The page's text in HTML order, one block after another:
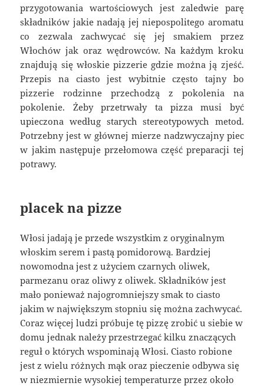
przygotowania wartościowych jest zaledwie parę
składników jakie nadają jej niepospolitego aromatu
co zezwala zachwycać się jej smakiem przez
Włochów jak oraz wędrowców. Na każdym kroku
znajdują się włoskie pizzerie gdzie można ją zjeść.
Przepis na ciasto jest wybitnie często tajny bo
pizzerie rodzinne przechodzą z pokolenia na
pokolenie. Żeby przetrwały ta pizza musi być
upieczona według starych stereotypowych metod.
Potrzebny jest w głównej mierze nadzwyczajny piec
w jakim następuje przełomowa część preparacji tej
potrawy.
placek na pizze
Włosi jadają je przede wszystkim z oryginalnym
włoskim serem i pastą pomidorową. Bardziej
nowomodna jest z użyciem czarnych oliwek,
parmezanu oraz oliwy z oliwek. Składników jest
mało ponieważ najogromniejszy smak to ciasto
jakim w największym stopniu się można zachwycać.
Coraz więcej ludzi próbuje tę pizzę zrobić u siebie w
domu jednak należy przestrzegać kilku znaczących
reguł o których wspominają Włosi. Ciasto robione
jest z wielu różnych mąk oraz pieczenie odbywa się
w niezmiernie wysokiej temperaturze przez około